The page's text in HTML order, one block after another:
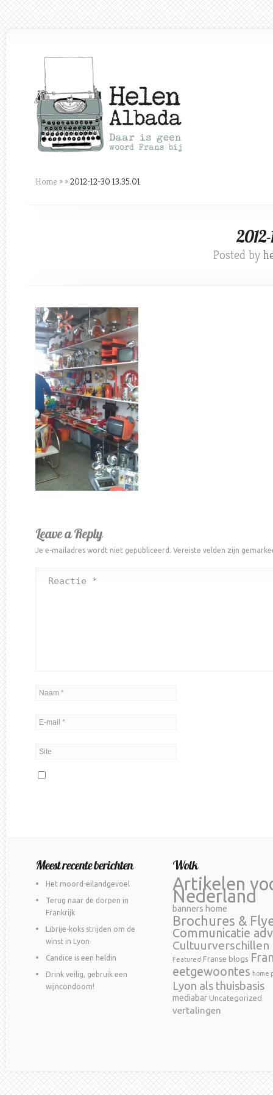
Home » »2012-12-30 13.35.01
Posted by
Leave a Reply
Je e-mailadres wordt niet gepubliceerd. Vereiste velden zijn
Meest recente berichten
Het moord-eilandgevoel
Terug naar de dorpen in
Frankrijk
Librije-koks strijden om de
winst in Lyon
Candice is een heldin
Drink veilig, gebruik een
wijncondoom!
Wolk
Artikelen
Nederland
banners home
Brochures &
Communicatie
Cultuurverschillen
Featured Franse blogs
eetgewoontes home
Lyon als thuisbasis
mediabar Uncategorized
vertalingen